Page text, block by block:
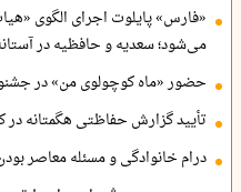
«فارس» پایلوت اجرای الگوی
می‌شود؛ سعدیه و حافظیه در
حضور «ماه کوچولوی من» در
تأیید گزارش حفاظتی هگمتانه
درام خانوادگی و مسئله معاصر